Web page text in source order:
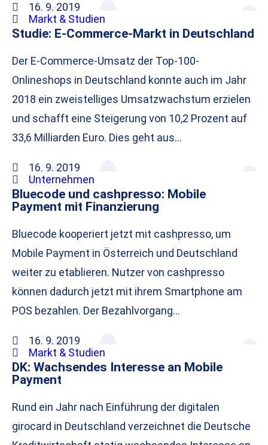
16. 9. 2019
Markt & Studien
Studie: E-Commerce-Markt in Deutschland
Der E-Commerce-Umsatz der Top-100-
Onlineshops in Deutschland konnte auch im Jahr
2018 ein zweistelliges Umsatzwachstum erzielen
und schafft eine Steigerung von 10,2 Prozent auf
33,6 Milliarden Euro. Dies geht aus…
16. 9. 2019
Unternehmen
Bluecode und cashpresso: Mobile
Payment mit Finanzierung
Bluecode kooperiert jetzt mit cashpresso, um
Mobile Payment in Österreich und Deutschland
weiter zu etablieren. Nutzer von cashpresso
können dadurch jetzt mit ihrem Smartphone am
POS bezahlen. Der Bezahlvorgang…
16. 9. 2019
Markt & Studien
DK: Wachsendes Interesse an Mobile
Payment
Rund ein Jahr nach Einführung der digitalen
girocard in Deutschland verzeichnet die Deutsche